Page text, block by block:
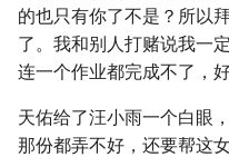
的也只有你了不是？所以
了。我和别人打赌说我一
连一个作业都完成不了，
天佑给了汪小雨一个白眼
那份都弄不好，还要帮这